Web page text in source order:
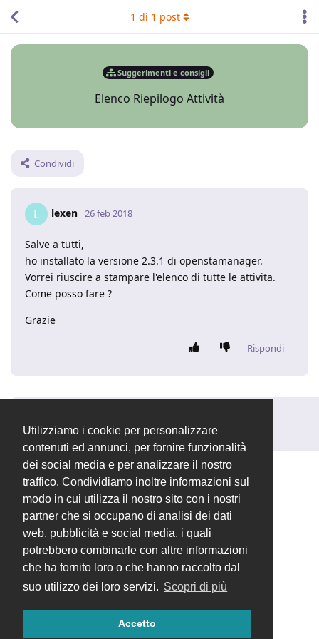
Utilizziamo i cookie per personalizzare
contenuti ed annunci, per fornire funzionalità
dei social media e per analizzare il nostro
traffico. Condividiamo inoltre informazioni sul
modo in cui utilizza il nostro sito con i nostri
partner che si occupano di analisi dei dati
web, pubblicità e social media, i quali
potrebbero combinarle con altre informazioni
che ha fornito loro o che hanno raccolto dal
suo utilizzo dei loro servizi. Scopri di più
Accetto
Suggerimenti e consigli
Elenco Riepilogo Attività
Condividi
1 di 1 post
L lexen 26 feb 2018
Salve a tutti,
ho installato la versione 2.3.1 di openstamanager.
Vorrei riuscire a stampare l'elenco di tutte le attivita.
Come posso fare ?
Grazie
Rispondi
Rispondi alla discussione...